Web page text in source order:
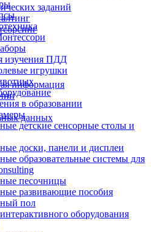
заданий
информация
данных
изучения ПДД
игрушки
в образовании
детские сенсорные столы и
доски, панели и дисплеи
образовательные системы для
песочницы
развивающие пособия
пол
оборудования